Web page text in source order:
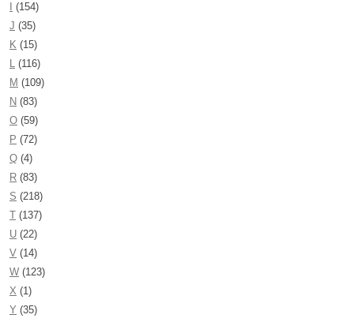
(154)
J (35)
K (15)
L (116)
M (109)
N (83)
O (59)
P (72)
Q (4)
R (83)
S (218)
T (137)
U (22)
V (14)
W (123)
X (1)
Y (35)